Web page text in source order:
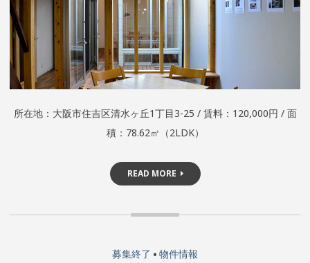
所在地：大阪市住吉区清水ヶ丘1丁目3-25 / 賃料：120,000円 / 面
積：78.62㎡（2LDK）
READ MORE
募集終了 • 物件情報